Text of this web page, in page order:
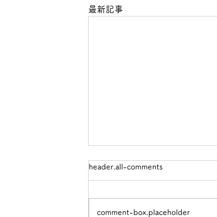
最新記事
header.all-comments
comment-box.placeholder